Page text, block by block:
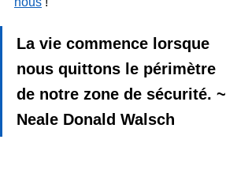
La vie commence lorsque
nous quittons le périmètre
de notre zone de sécurité. ~
Neale Donald Walsch